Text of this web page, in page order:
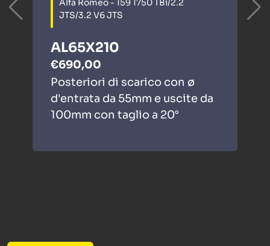
Alfa Romeo - 159 1750 TBi/2.2
JTS/3.2 V6 JTS
AL65X210
€690,00
Posteriori di scarico con ø
d'entrata da 55mm e uscite da
100mm con taglio a 20°